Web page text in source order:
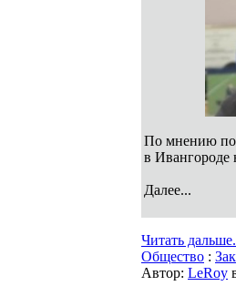
По мнению
в Ивангороде
Далее...
Читать
Общество :
Автор: LeRoy